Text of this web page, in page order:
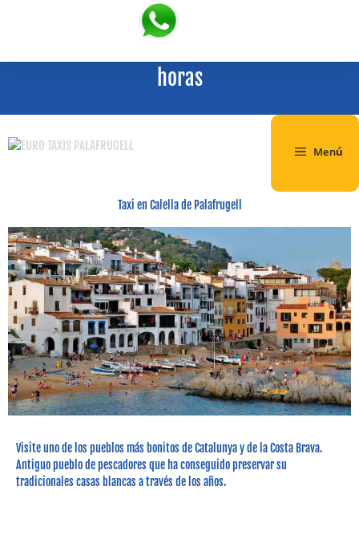
horas
Menú
Taxi en Calella de Palafrugell
Visite uno de los pueblos más bonitos de Catalunya y de la Costa Brava.
Antiguo pueblo de pescadores que ha conseguido preservar su
tradicionales casas blancas a través de los años.